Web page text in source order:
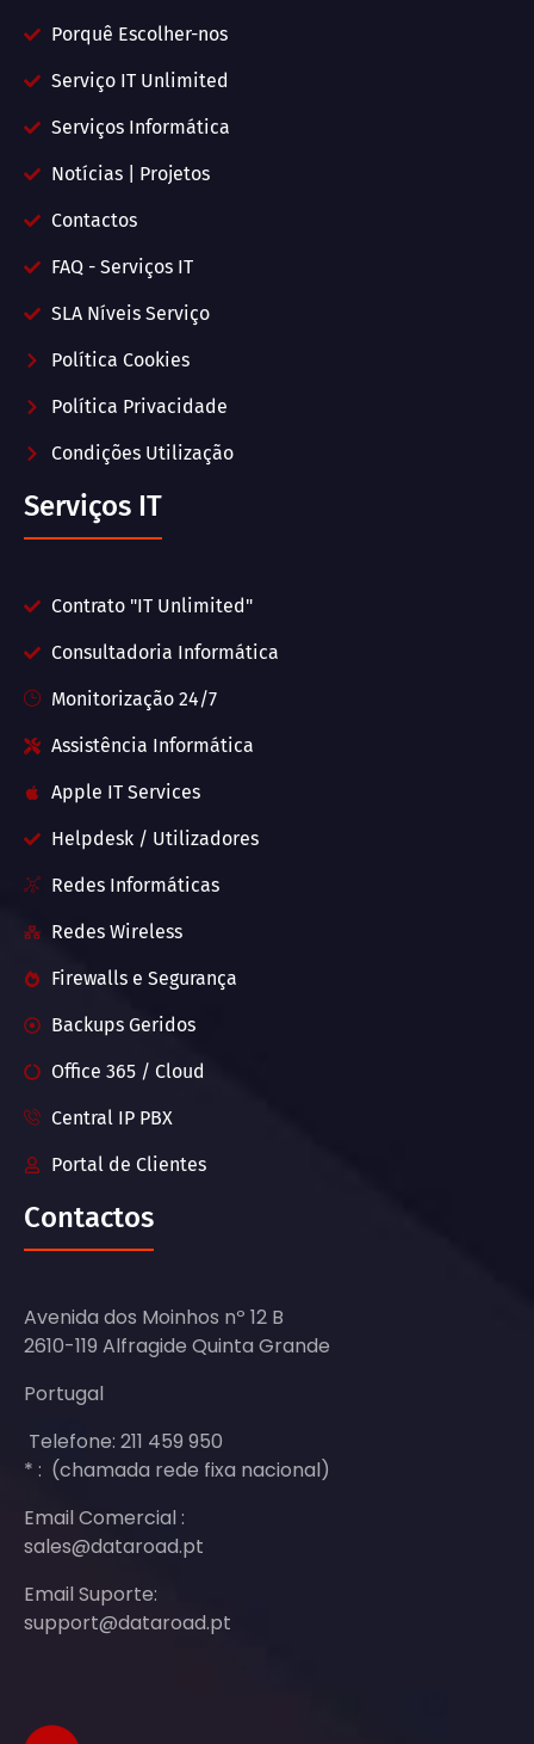
Porquê Escolher-nos
Serviço IT Unlimited
Serviços Informática
Notícias | Projetos
Contactos
FAQ - Serviços IT
SLA Níveis Serviço
Política Cookies
Política Privacidade
Condições Utilização
Serviços IT
Contrato "IT Unlimited"
Consultadoria Informática
Monitorização 24/7
Assistência Informática
Apple IT Services
Helpdesk / Utilizadores
Redes Informáticas
Redes Wireless
Firewalls e Segurança
Backups Geridos
Office 365 / Cloud
Central IP PBX
Portal de Clientes
Contactos
Avenida dos Moinhos nº 12 B
2610-119 Alfragide Quinta Grande
Portugal
Telefone: 211 459 950
* : (chamada rede fixa nacional)
Email Comercial :
sales@dataroad.pt
Email Suporte:
support@dataroad.pt